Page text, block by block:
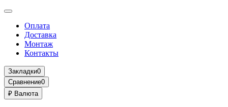
Оплата
Доставка
Монтаж
Контакты
Закладки0
Сравнение0
₽ Валюта